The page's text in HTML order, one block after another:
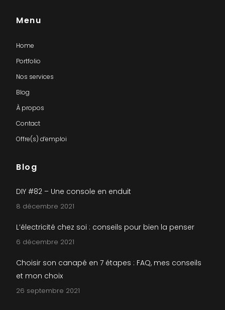
Menu
Home
Portfolio
Nos services
Blog
À propos
Contact
Offre(s) d’emploi
Blog
DIY #82 – Une console en enduit
8 décembre 2021
L’électricité chez soi : conseils pour bien la penser
6 décembre 2021
Choisir son canapé en 7 étapes : FAQ, mes conseils
et mon choix
26 septembre 2021